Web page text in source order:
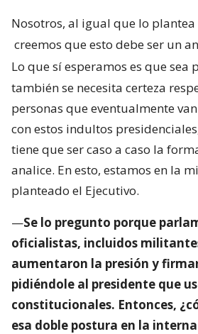
Nosotros, al igual que lo plantea
creemos que esto debe ser un
Lo que sí esperamos es que sea
también se necesita certeza
personas que eventualmente
con estos indultos
tiene que ser caso a caso la
analice. En esto, estamos en la
planteado el Ejecutivo.
—Se lo pregunto porque
oficialistas, incluidos
aumentaron la presión y
pidiéndole al presidente que
constitucionales. Entonces,
esa doble postura en la